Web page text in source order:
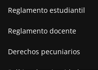
Reglamento estudiantil
Reglamento docente
Derechos pecuniarios